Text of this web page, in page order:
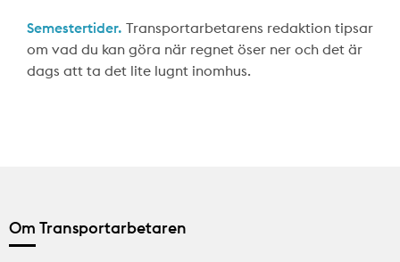
Semestertider. Transportarbetarens redaktion tipsar
om vad du kan göra när regnet öser ner och det är
dags att ta det lite lugnt inomhus.
Om Transportarbetaren